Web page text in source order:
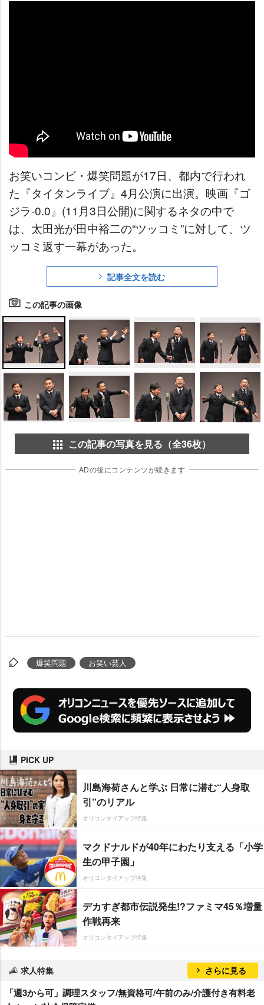
お笑いコンビ・爆笑問題が17日、都内で行われ
た『タイタンライブ』4月公演に出演。映画『ゴ
ジラ-0.0』(11月3日公開)に関するネタの中で
は、太田光が田中裕二の“ツッコミ”に対して、ツ
ッコミ返す一幕があった。
記事全文を読む
この記事の画像
この記事の写真を見る（全36枚）
ADの後にコンテンツが続きます
爆笑問題 お笑い芸人
PICK UP
川島海荷さんと学ぶ 日常に潜む“人身取
引”のリアル
オリコンタイアップ特集
マクドナルドが40年にわたり支える「小学
生の甲子園」
オリコンタイアップ特集
デカすぎ都市伝説発生!?ファミマ45％増量
作戦再来
オリコンタイアップ特集
求人特集 さらに見る
「週3から可」調理スタッフ/無資格可/午前のみ/介護付き有料老